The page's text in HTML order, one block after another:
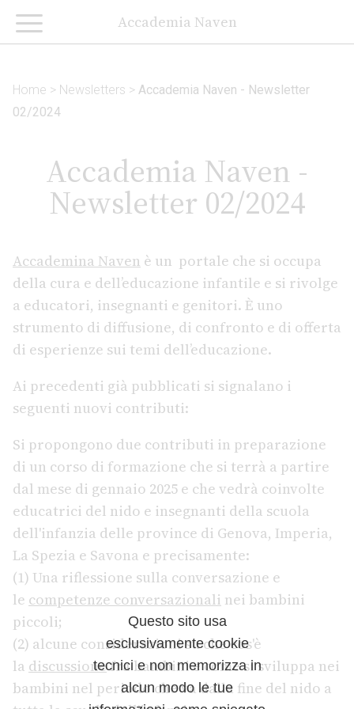
Accademia Naven
Home > Newsletters > Accademia Naven - Newsletter
02/2024
Accademia Naven -
Newsletter 02/2024
Accademina Naven è un portale che si occupa
della cura e dell’educazione infantile e si rivolge
a educatori, insegnanti e genitori. È uno
strumento di diffusione, di confronto e di offerta
di esperienze sui temi dell’educazione.
Ai precedenti già pubblicati si signalano i
seguenti nuovi contributi:
Si propongono due contributi in preparazione
di un corso di formazione che si terrà a partire
dal mese di gennaio 2025 e che vedrà coinvolte
educatrici del nido e insegnanti della scuola
dell'infanzia delle province di Genova, Imperia,
La Spezia e Savona e precisamente:
(1) Una riflessione sulla conversazione e
le competenze conversazionali nei bambini
piccoli;
(2) alcune considerazioni su che cos'è
la discussionefra bambini e come si sviluppa nei
bambini nel periodo che va dalla fine del nido a
Questo sito usa
esclusivamente cookie
tecnici e non memorizza in
alcun modo le tue